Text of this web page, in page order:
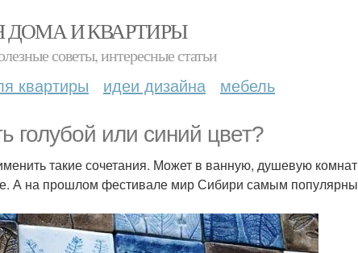
ДОМА И КВАРТИРЫ
советы, интересные статьи
квартиры идеи дизайна мебель
голубой или синий цвет?
такие сочетания. Может в ванную, душевую
А на прошлом фестивале мир Сибири самым